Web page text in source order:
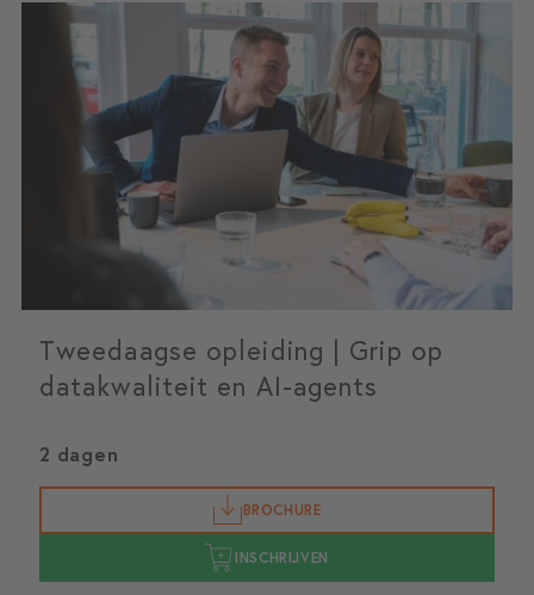
Tweedaagse opleiding | Grip op
datakwaliteit en AI-agents
2 dagen
BROCHURE
INSCHRIJVEN